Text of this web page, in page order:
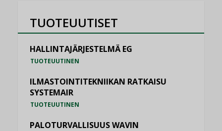
TUOTEUUTISET
HALLINTAJÄRJESTELMÄ EG
TUOTEUUTINEN
ILMASTOINTITEKNIIKAN RATKAISU
SYSTEMAIR
TUOTEUUTINEN
PALOTURVALLISUUS WAVIN